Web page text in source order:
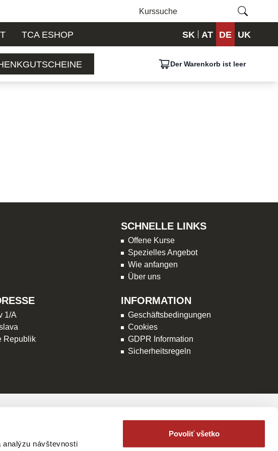
analýzu návštevnosti
Povoliť všetko
TCA ESHOP SK AT DE UK
Der Warenkorb ist leer
SCHNELLE LINKS
Offene Kurse
Spezielles Angebot
Wie anfangen
Über uns
1/A
Republik
INFORMATION
Geschäftsbedingungen
Cookies
GDPR Information
Sicherheitsregeln